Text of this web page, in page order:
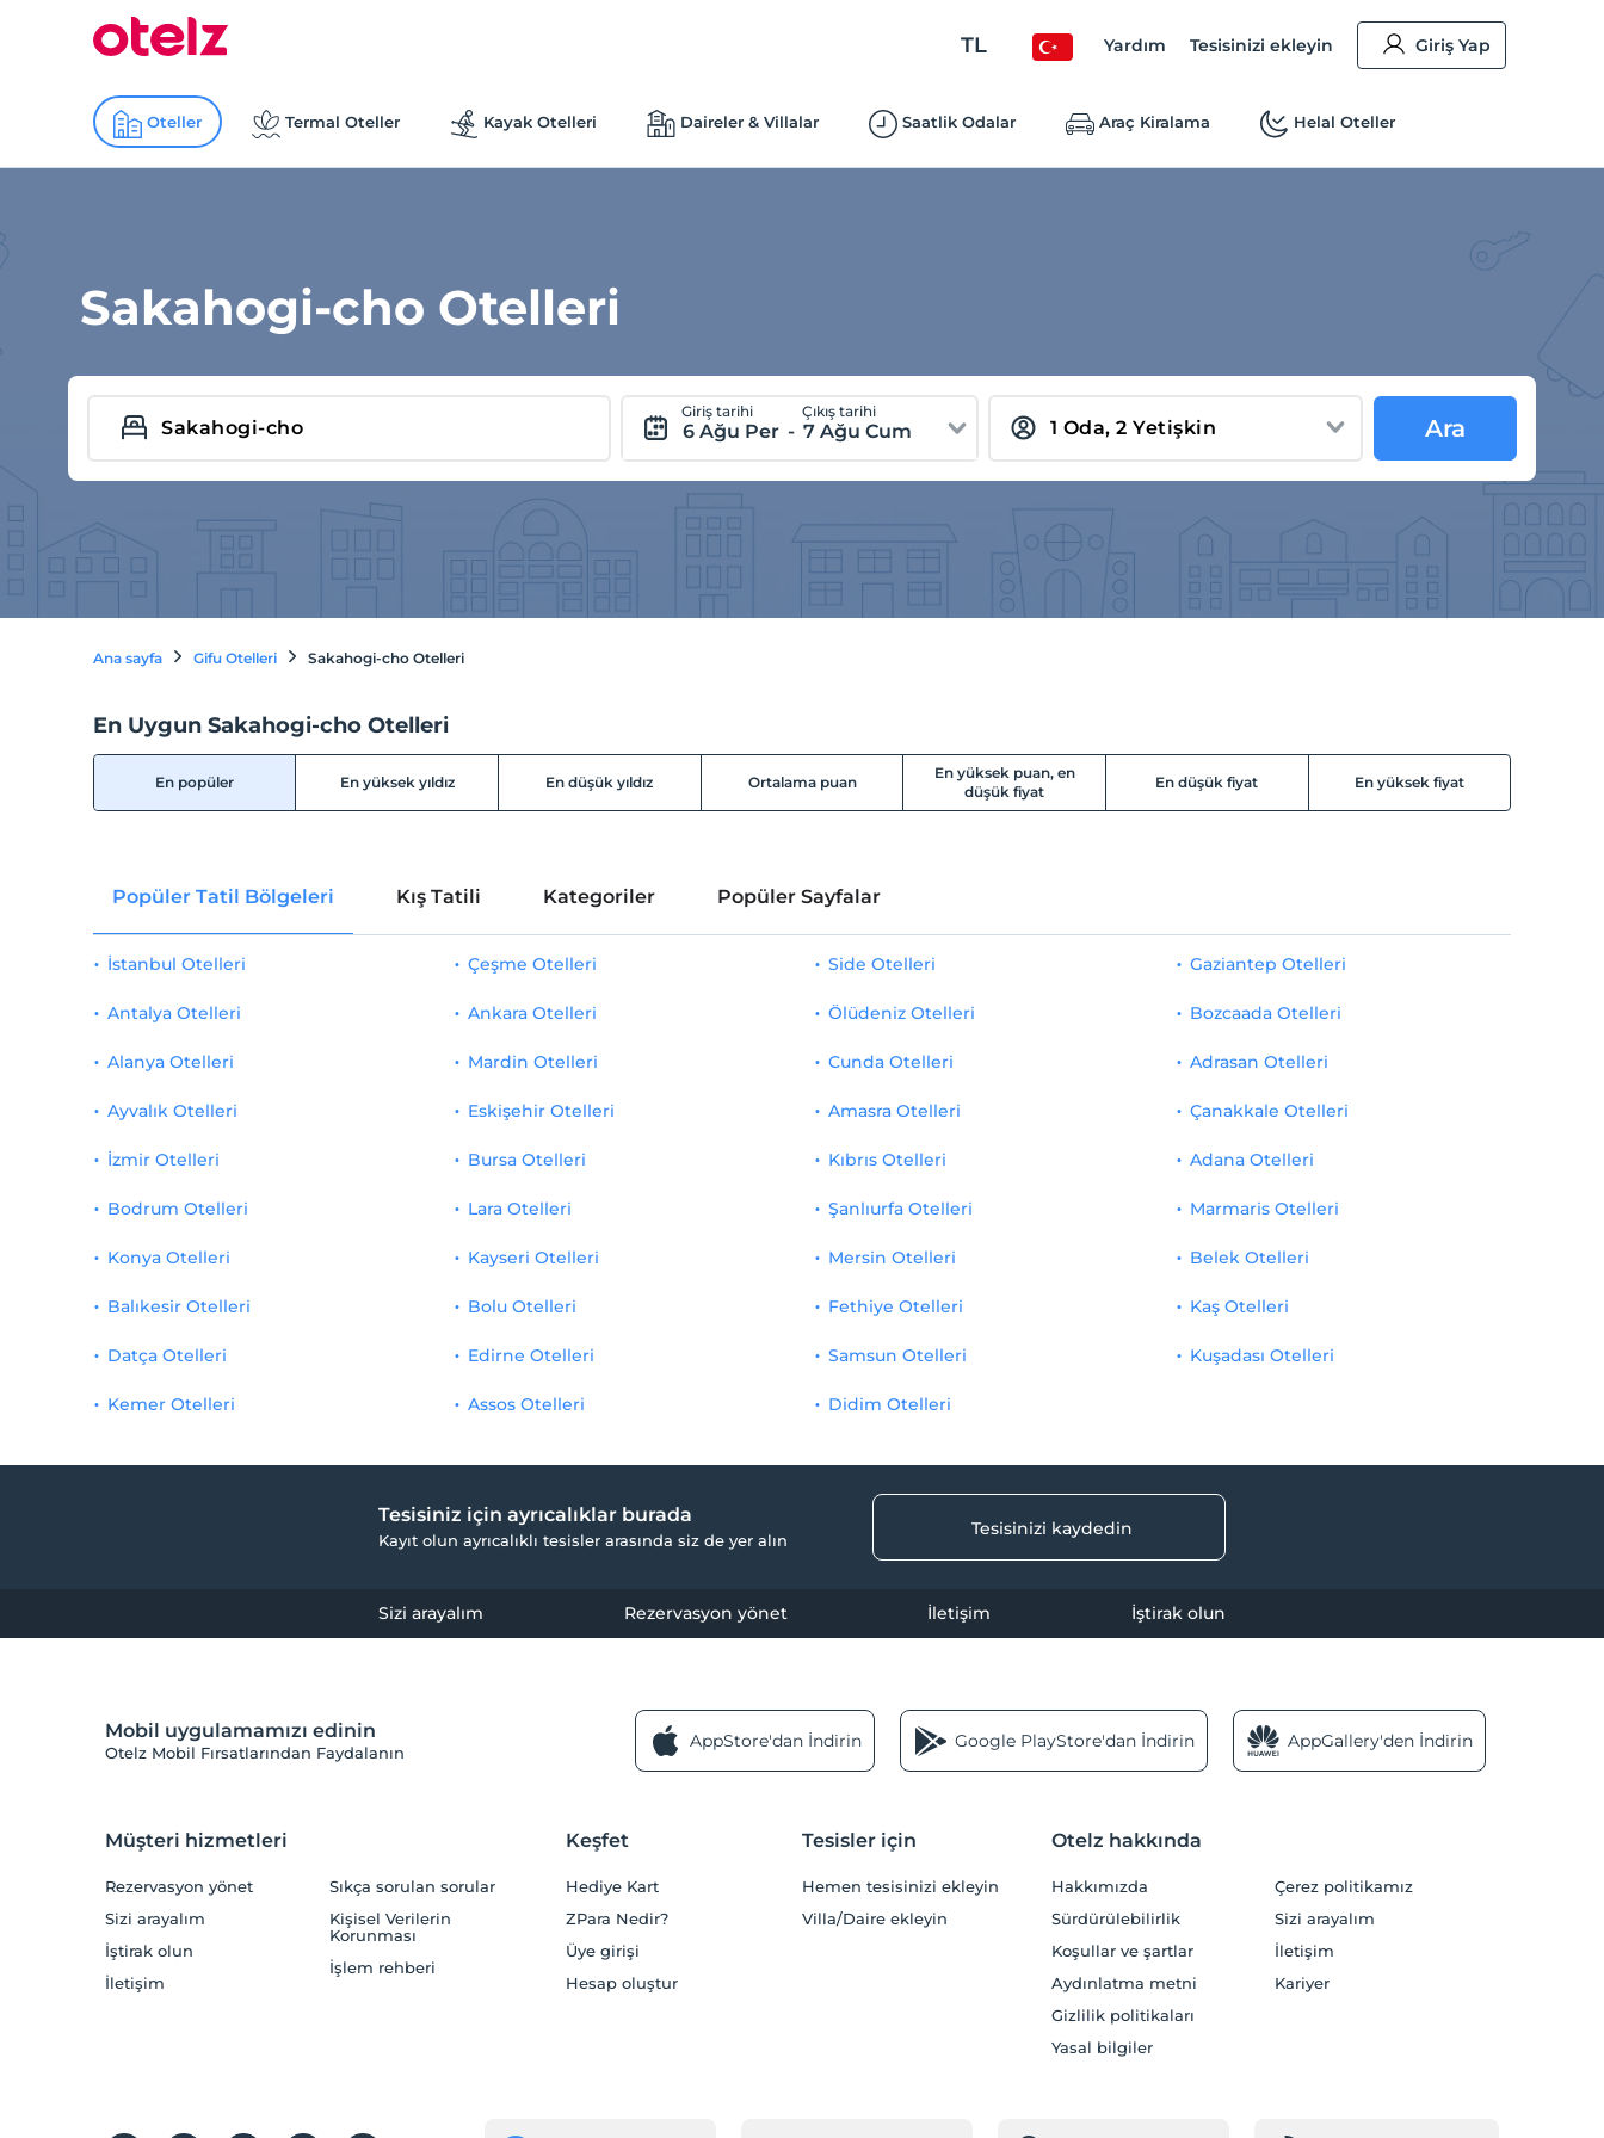
TL Yardım Tesisinizi ekleyin Giriş Yap
Oteller Termal Oteller Kayak Otelleri Daireler & Villalar Saatlik Odalar Araç Kiralama Helal Oteller
Sakahogi-cho Otelleri
Giriş tarihi
6 Ağu Per -
Çıkış tarihi
7 Ağu Cum Ara
Ana sayfa Gifu Otelleri Sakahogi-cho Otelleri
En Uygun Sakahogi-cho Otelleri
En popüler En yüksek yıldız En düşük yıldız Ortalama puan
En yüksek puan, en
düşük fiyat
En düşük fiyat En yüksek fiyat
Popüler Tatil Bölgeleri Kış Tatili Kategoriler Popüler Sayfalar
İstanbul Otelleri
Antalya Otelleri
Alanya Otelleri
Ayvalık Otelleri
İzmir Otelleri
Çeşme Otelleri
Ankara Otelleri
Mardin Otelleri
Eskişehir Otelleri
Bursa Otelleri
Side Otelleri
Ölüdeniz Otelleri
Cunda Otelleri
Amasra Otelleri
Kıbrıs Otelleri
Gaziantep Otelleri
Bozcaada Otelleri
Adrasan Otelleri
Çanakkale Otelleri
Adana Otelleri
Bodrum Otelleri
Konya Otelleri
Balıkesir Otelleri
Datça Otelleri
Kemer Otelleri
Lara Otelleri
Kayseri Otelleri
Bolu Otelleri
Edirne Otelleri
Assos Otelleri
Şanlıurfa Otelleri
Mersin Otelleri
Fethiye Otelleri
Samsun Otelleri
Didim Otelleri
Marmaris Otelleri
Belek Otelleri
Kaş Otelleri
Kuşadası Otelleri
Tesisiniz için ayrıcalıklar burada
Kayıt olun ayrıcalıklı tesisler arasında siz de yer alın
Tesisinizi kaydedin
Sizi arayalım Rezervasyon yönet İletişim İştirak olun
Mobil uygulamamızı edinin
Otelz Mobil Fırsatlarından Faydalanın
AppStore'dan İndirin Google PlayStore'dan İndirin AppGallery'den İndirin
Müşteri hizmetleri
Rezervasyon yönet
Sizi arayalım
İştirak olun
İletişim
Sıkça sorulan sorular
Kişisel Verilerin
Korunması
İşlem rehberi
Keşfet
Hediye Kart
ZPara Nedir?
Üye girişi
Hesap oluştur
Tesisler için
Hemen tesisinizi ekleyin
Villa/Daire ekleyin
Otelz hakkında
Hakkımızda
Sürdürülebilirlik
Koşullar ve şartlar
Aydınlatma metni
Gizlilik politikaları
Yasal bilgiler
Çerez politikamız
Sizi arayalım
İletişim
Kariyer